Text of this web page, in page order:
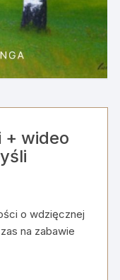
+ wideo
o wdzięcznej
na zabawie